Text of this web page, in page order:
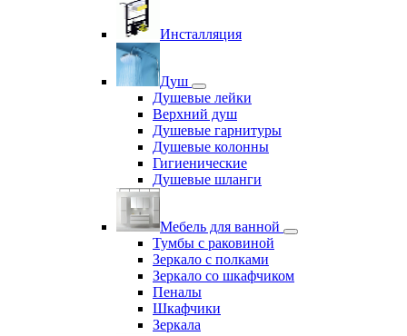
Инсталляция
Душ
Душевые лейки
Верхний душ
Душевые гарнитуры
Душевые колонны
Гигиенические
Душевые шланги
Мебель для ванной
Тумбы с раковиной
Зеркало с полками
Зеркало со шкафчиком
Пеналы
Шкафчики
Зеркала